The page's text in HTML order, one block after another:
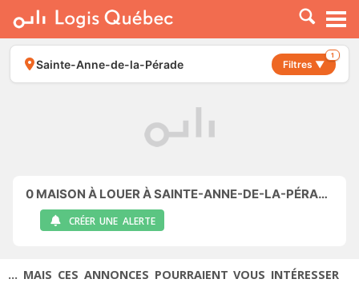
À LOUER
À VENDRE
PLACER UNE ANNONCE
Sainte-Anne-de-la-Pérade Filtres ▼
1
0 MAISON À LOUER À SAINTE-ANNE-DE-LA-PÉRADE
CRÉER UNE ALERTE
... MAIS CES ANNONCES POURRAIENT VOUS INTÉRESSER